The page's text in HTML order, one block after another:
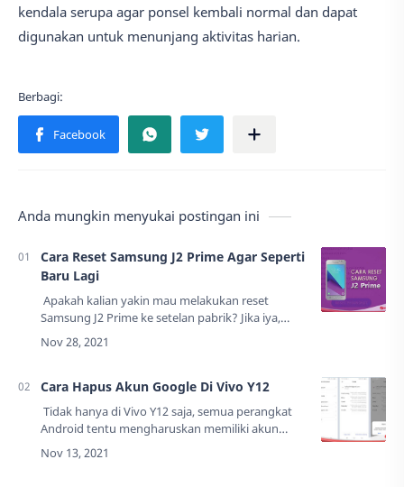
kendala serupa agar ponsel kembali normal dan dapat
digunakan untuk menunjang aktivitas harian.
Anda mungkin menyukai postingan ini
Cara Reset Samsung J2 Prime Agar Seperti
Baru Lagi
Apakah kalian yakin mau melakukan reset
Samsung J2 Prime ke setelan pabrik? Jika iya,
tepat sekali Anda membaca tutorial ini.Samsung
J2 Prime memang memiliki spesifikasi inte…
Cara Hapus Akun Google Di Vivo Y12
Tidak hanya di Vivo Y12 saja, semua perangkat
Android tentu mengharuskan memiliki akun
Google. Sewaktu-waktu perangkat tersebut akan
di jual atau direset, akun Google yang te…